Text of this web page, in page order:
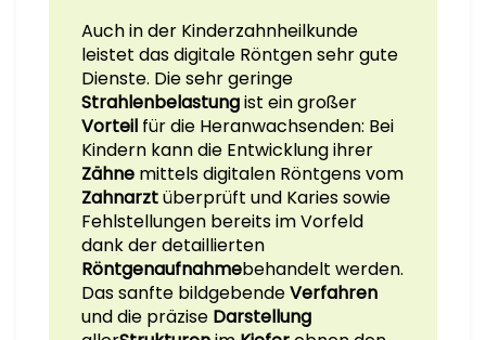
Auch in der Kinderzahnheilkunde
leistet das digitale Röntgen sehr gute
Dienste. Die sehr geringe
Strahlenbelastungist ein großer
Vorteil für die Heranwachsenden: Bei
Kindern kann die Entwicklung ihrer
Zähne mittelsdigitalen Röntgensvom
Zahnarztüberprüft und Karies sowie
Fehlstellungen bereits im Vorfeld
dank der detaillierten
Röntgenaufnahmebehandelt werden.
Das sanfte bildgebendeVerfahren
und die präzise Darstellung